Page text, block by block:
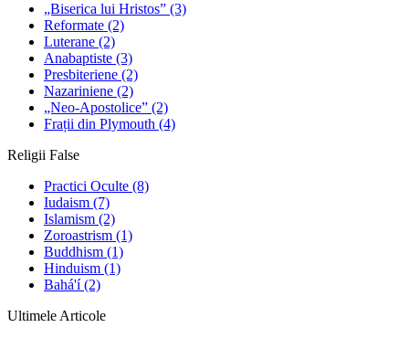
„Biserica lui Hristos” (3)
Reformate (2)
Luterane (2)
Anabaptiste (3)
Presbiteriene (2)
Nazariniene (2)
„Neo-Apostolice” (2)
Frații din Plymouth (4)
Religii False
Practici Oculte (8)
Iudaism (7)
Islamism (2)
Zoroastrism (1)
Buddhism (1)
Hinduism (1)
Bahá'í(2)
Ultimele Articole